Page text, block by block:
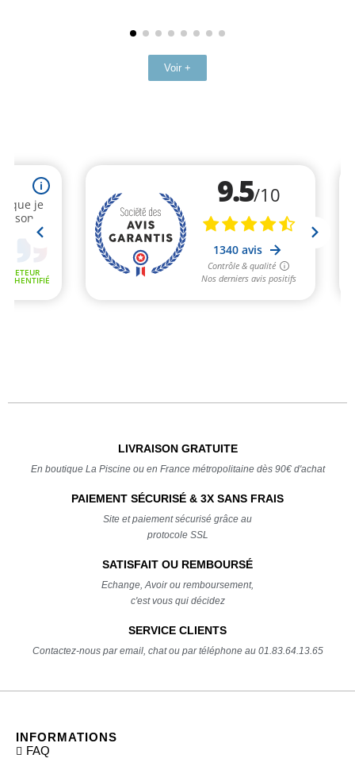
Voir +
LIVRAISON GRATUITE
En boutique La Piscine ou en France métropolitaine dès 90€ d'achat
PAIEMENT SÉCURISÉ & 3X SANS FRAIS
Site et paiement sécurisé grâce au
protocole SSL
SATISFAIT OU REMBOURSÉ
Echange, Avoir ou remboursement,
c'est vous qui décidez
SERVICE CLIENTS
Contactez-nous par email, chat ou par téléphone au 01.83.64.13.65
INFORMATIONS
FAQ